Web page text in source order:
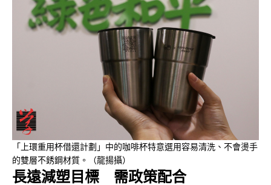
「上環重用杯借還計劃」中的咖啡杯特意選用容易清洗、不會燙手
的雙層不銹鋼材質。（龍揚攝）
長遠減塑目標 需政策配合